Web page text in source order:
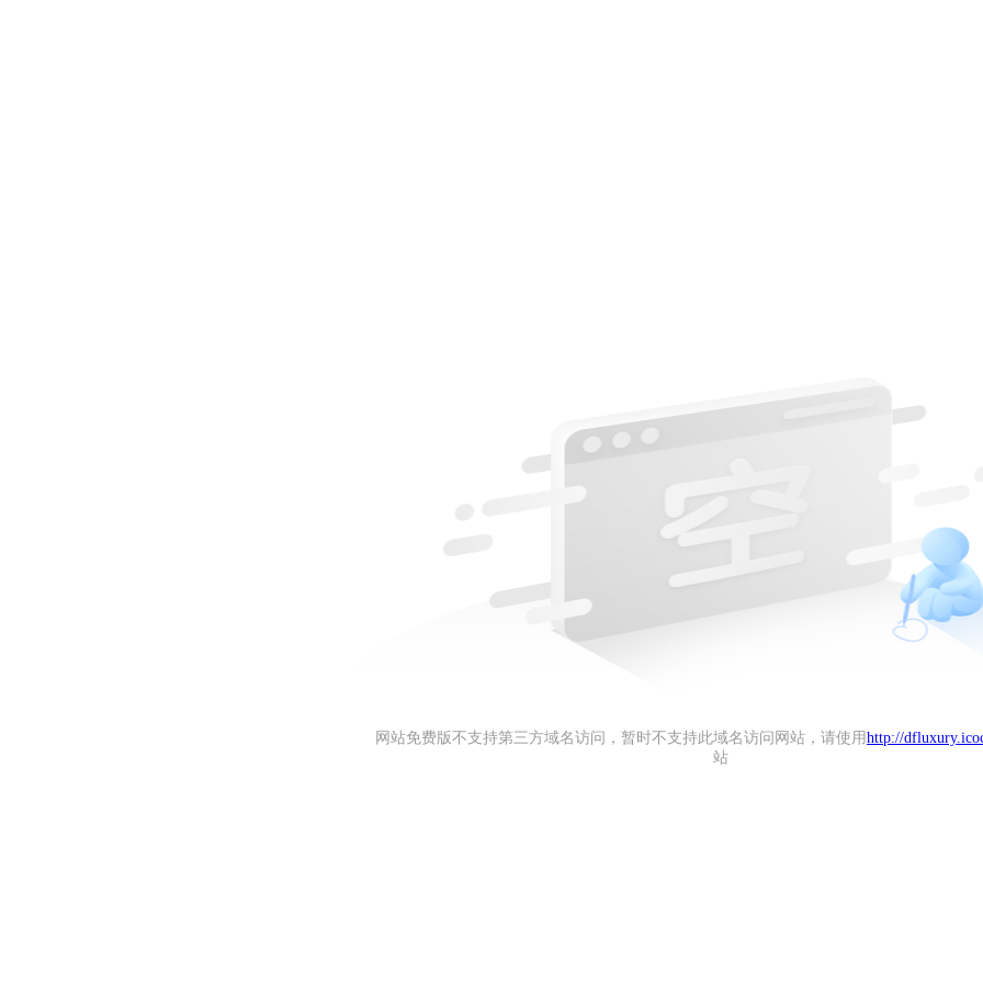
网站免费版不支持第三方域名访问，暂时不支持此域名访问网站，请使用 http://
站